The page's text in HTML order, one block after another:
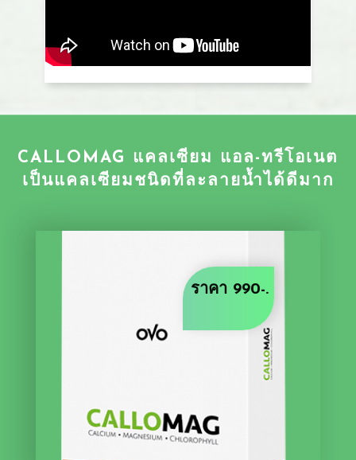
​CALLOMAG แคลเซียม แอล-ทรีโอเนต
เป็นแคลเซียมชนิดที่ละลายน้ำได้ดีมาก
​ราคา 990-.